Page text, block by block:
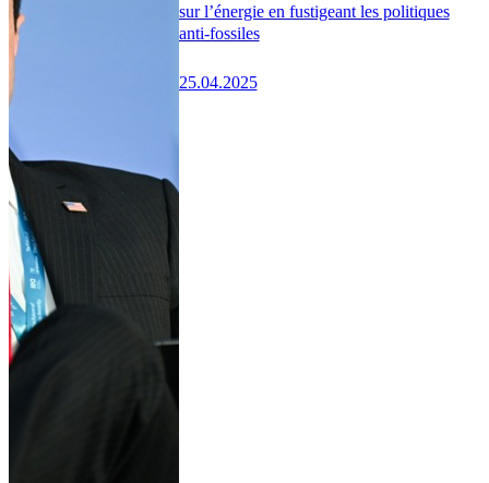
sur l’énergie en fustigeant les politiques
anti-fossiles
25.04.2025